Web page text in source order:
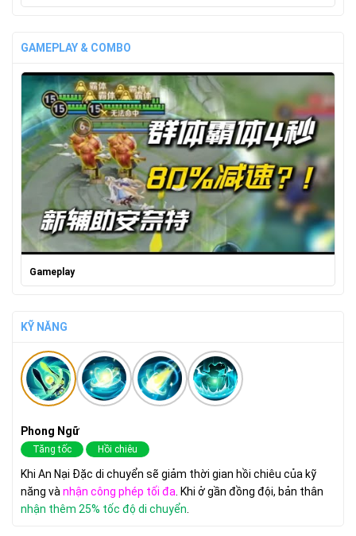
GAMEPLAY & COMBO
Gameplay
KỸ NĂNG
Phong Ngữ
Tăng tốc Hồi chiêu
Khi An Nại Đặc di chuyển sẽ giảm thời gian hồi chiêu của kỹ
năng và nhận công phép tối đa . Khi ở gần đồng đội, bản thân
nhận thêm 25% tốc độ di chuyển